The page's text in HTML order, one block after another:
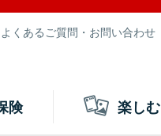
よくあるご質問・お問い合わせ
険 楽しむ